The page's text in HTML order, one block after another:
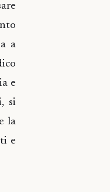
a
e
si
la
e